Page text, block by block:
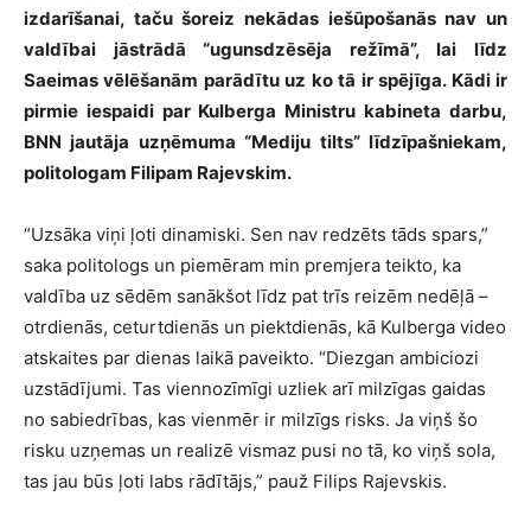
izdarīšanai, taču šoreiz nekādas iešūpošanās nav un
valdībai jāstrādā “ugunsdzēsēja režīmā”, lai līdz
Saeimas vēlēšanām parādītu uz ko tā ir spējīga. Kādi ir
pirmie iespaidi par Kulberga Ministru kabineta darbu,
BNN jautāja uzņēmuma “Mediju tilts” līdzīpašniekam,
politologam Filipam Rajevskim.
“Uzsāka viņi ļoti dinamiski. Sen nav redzēts tāds spars,”
saka politologs un piemēram min premjera teikto, ka
valdība uz sēdēm sanākšot līdz pat trīs reizēm nedēļā –
otrdienās, ceturtdienās un piektdienās, kā Kulberga video
atskaites par dienas laikā paveikto. “Diezgan ambiciozi
uzstādījumi. Tas viennozīmīgi uzliek arī milzīgas gaidas
no sabiedrības, kas vienmēr ir milzīgs risks. Ja viņš šo
risku uzņemas un realizē vismaz pusi no tā, ko viņš sola,
tas jau būs ļoti labs rādītājs,” pauž Filips Rajevskis.